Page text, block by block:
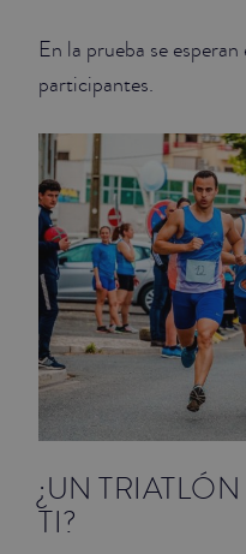
En la prueba se
participantes.
¿UN
TI?